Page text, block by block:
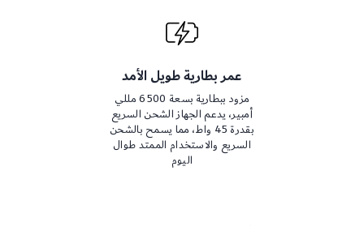
عمر بطارية طويل الأمد
مزود ببطارية بسعة 6500 مللي
أمبير، يدعم الجهاز الشحن السريع
بقدرة 45 واط، مما يسمح بالشحن
السريع والاستخدام الممتد طوال
اليوم